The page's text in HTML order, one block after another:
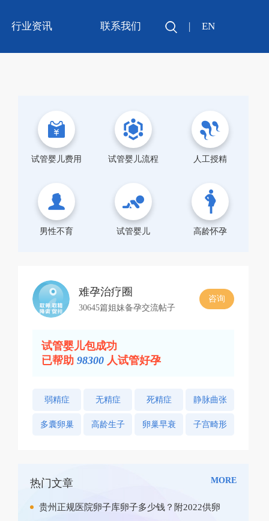
行业资讯 联系我们 | EN
试管婴儿费用 试管婴儿流程 人工授精
男性不育 试管婴儿 高龄怀孕
难孕治疗圈
30645篇姐妹备孕交流帖子
咨询
试管婴儿包成功
已帮助98300 人试管好孕
弱精症 无精症 死精症 静脉曲张
多囊卵巢 高龄生子 卵巢早衰 子宫畸形
热门文章 MORE
贵州正规医院卵子库卵子多少钱？附2022供卵